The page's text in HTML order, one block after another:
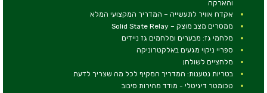
והארקה
אקדח אוויר לתעשייה – המדריך המקצועי המלא
ממסרים מצב מוצק – Solid State Relay
מלחמי גז: מבערים ומלחמים גז ניידים
ספריי ניקוי מגעים באלקטרוניקה
מלחציים לשולחן
בטריות נטענות: המדריך המקיף לכל מה שצריך לדעת
טכומטר דיגיטלי - מודד מהירות סיבוב